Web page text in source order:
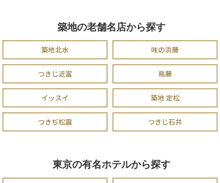
築地の老舗名店から探す
築地北水 味の浜藤
つきじ近富 鳥藤
イッスイ 築地 定松
つきぢ松露 つきじ石井
東京の有名ホテルから探す